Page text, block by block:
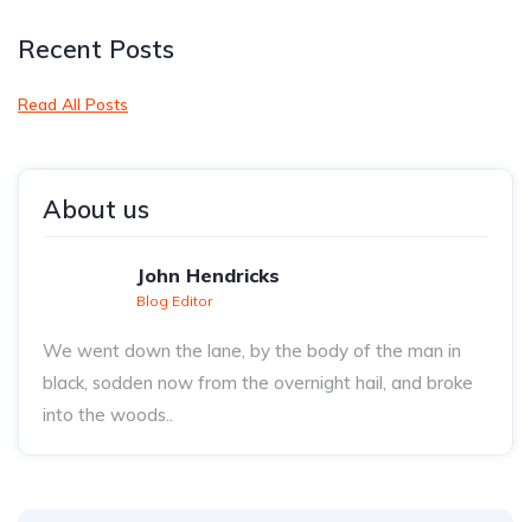
Recent Posts
Read All Posts
About us
John Hendricks
Blog Editor
We went down the lane, by the body of the man in
black, sodden now from the overnight hail, and broke
into the woods..